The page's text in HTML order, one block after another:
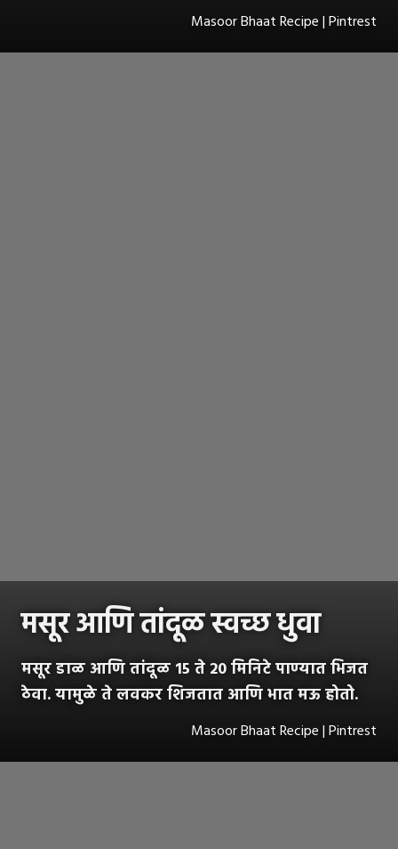
Masoor Bhaat Recipe | Pintrest
मसूर आणि तांदूळ स्वच्छ धुवा
मसूर डाळ आणि तांदूळ 15 ते 20 मिनिटे पाण्यात भिजत
ठेवा. यामुळे ते लवकर शिजतात आणि भात मऊ होतो.
Masoor Bhaat Recipe | Pintrest